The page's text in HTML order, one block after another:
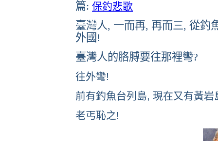
篇: 保釣悲歌
臺灣人, 一而再, 再而三, 從釣
外國!
臺灣人的胳膊要往那裡彎?
往外彎!
前有釣魚台列島, 現在又有黃岩
老丐恥之!